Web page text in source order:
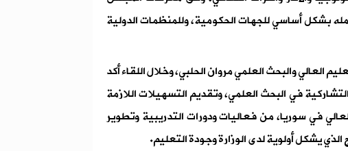
بشكل أساسي للجهات الحكومية، وللمنظمات الدولية
العالي والبحث العلمي مروان الحلبي، وخلال اللقاء أكد
في البحث العلمي، وتقديم التسهيلات اللازمة
في سوريا، من فعاليات ودورات التدريبية وتطوير
يشكل أولوية لدى الوزارة وجودة التعليم.